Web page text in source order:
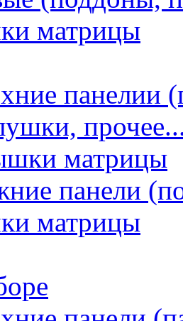
матрицы
панелии
матрицы
панели
матрицы